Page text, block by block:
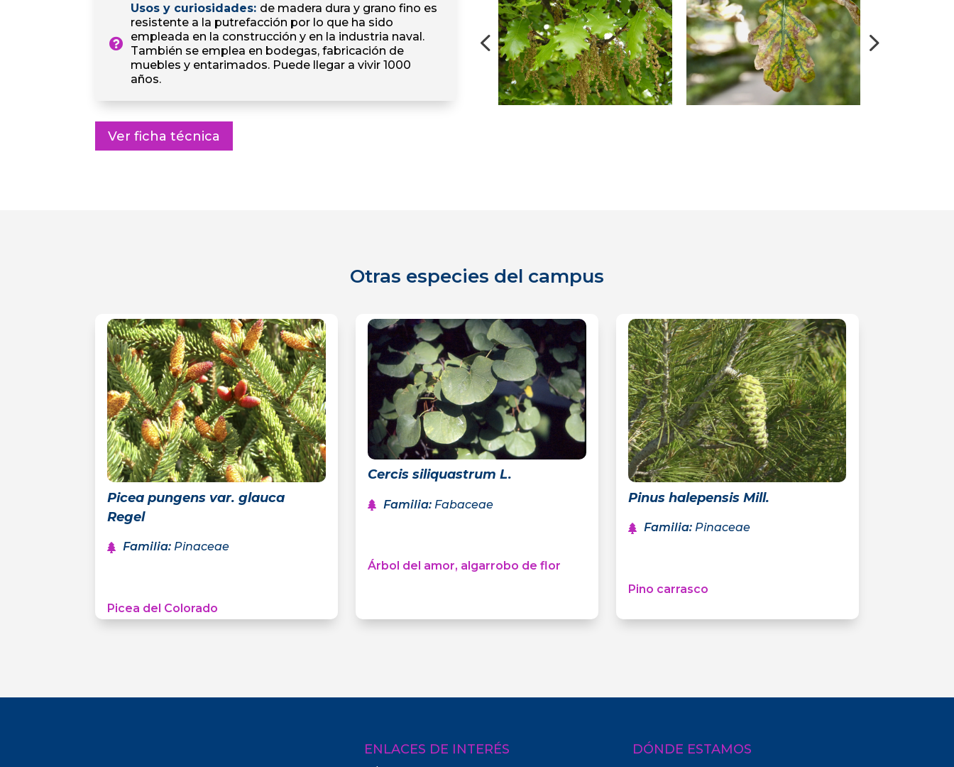
Usos y curiosidades: de madera dura y grano fino es
resistente a la putrefacción por lo que ha sido
empleada en la construcción y en la industria naval.
También se emplea en bodegas, fabricación de
muebles y entarimados. Puede llegar a vivir 1000
años.
Ver ficha técnica
Otras especies del campus
Picea pungens var. glauca
Regel
Familia: Pinaceae
Picea del Colorado
Cercis siliquastrum L.
Familia: Fabaceae
Árbol del amor, algarrobo de flor
Pinus halepensis Mill.
Familia: Pinaceae
Pino carrasco
ENLACES DE INTERÉS DÓNDE ESTAMOS